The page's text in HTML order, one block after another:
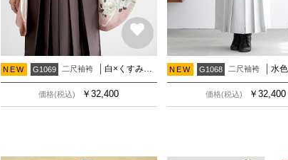
NEW G1069 二尺袖袴 白×くすみピンク 乱菊
価格(税込) ￥32,400
NEW G1068 二尺袖袴
価格(税込) ￥ 32,400